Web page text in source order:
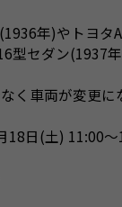
年)やトヨタ
型セダン(1937
く車両が変更に
18日(土) 11:00